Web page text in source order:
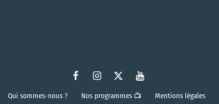
Qui sommes-nous ? Nos programmes 📺
Mentions légales